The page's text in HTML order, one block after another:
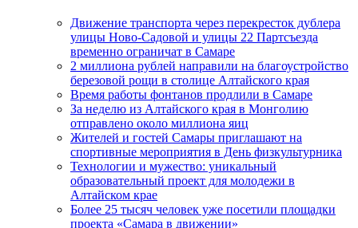
Движение транспорта через перекресток дублера
улицы Ново-Садовой и улицы 22 Партсъезда
временно ограничат в Самаре
2 миллиона рублей направили на благоустройство
березовой рощи в столице Алтайского края
Время работы фонтанов продлили в Самаре
За неделю из Алтайского края в Монголию
отправлено около миллиона яиц
Жителей и гостей Самары приглашают на
спортивные мероприятия в День физкультурника
Технологии и мужество: уникальный
образовательный проект для молодежи в
Алтайском крае
Более 25 тысяч человек уже посетили площадки
проекта «Самара в движении»